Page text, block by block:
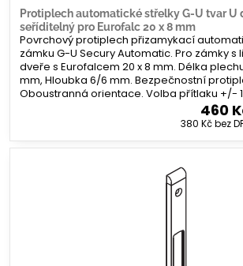
Protiplech automatické střelky G-U tvar U
seříditelný pro Eurofalc 20 x 8 mm
Povrchový protiplech přizamykací
zámku G-U Secury Automatic. Pro zámky s
dveře s Eurofalcem 20 x 8 mm. Délka
mm, Hloubka 6/6 mm. Bezpečnostní
Oboustranná orientace. Volba přítlaku +/-
460
380 Kčbez